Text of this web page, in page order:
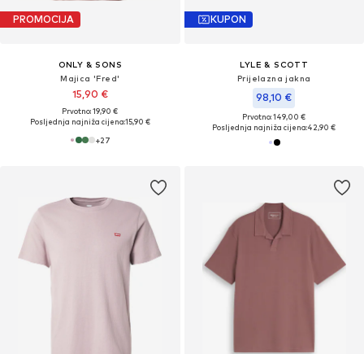
PROMOCIJA
ONLY & SONS
Majica 'Fred'
15,90 €
Prvotno: 19,90 €
Posljednja najniža cijena:15,90 €
+27
KUPON
LYLE & SCOTT
Prijelazna jakna
98,10 €
Prvotno: 149,00 €
Posljednja najniža cijena:42,90 €